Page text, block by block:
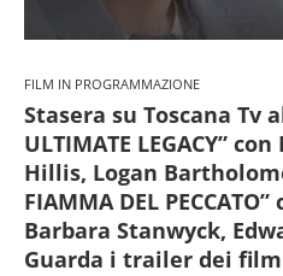
FILM IN PROGRAMMAZIONE
Stasera su Toscana Tv
ULTIMATE LEGACY”
Hillis, Logan
FIAMMA DEL
Barbara Stanwyck,
Guarda i trailer dei